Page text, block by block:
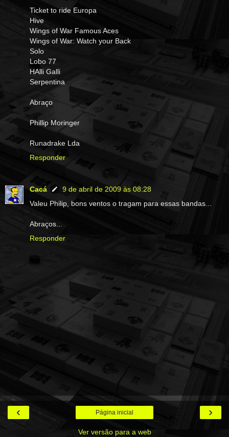
Ticket to ride Europa
Hive
Wings of War Famous Aces
Wings of War: Watch your Back
Solo
Lobo 77
HAlli Galli
Serpentina
Abraço
Phillip Moringer
Runadrake Lda
Responder
Cacá
9 de abril de 2009 às 08:28
Valeu Philip, bons ventos o tragam para essas bandas...
Abraços...
Responder
‹ ›
Página inicial
Ver versão para a web